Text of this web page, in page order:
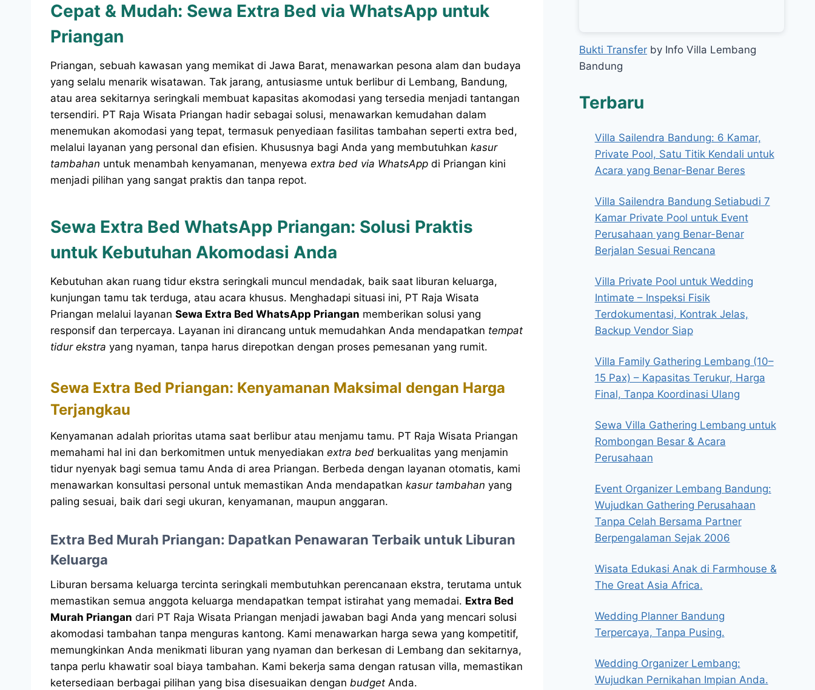
Cepat & Mudah: Sewa Extra Bed via WhatsApp untuk
Priangan
Priangan, sebuah kawasan yang memikat di Jawa Barat, menawarkan pesona alam dan budaya
yang selalu menarik wisatawan. Tak jarang, antusiasme untuk berlibur di Lembang, Bandung,
atau area sekitarnya seringkali membuat kapasitas akomodasi yang tersedia menjadi tantangan
tersendiri. PT Raja Wisata Priangan hadir sebagai solusi, menawarkan kemudahan dalam
menemukan akomodasi yang tepat, termasuk penyediaan fasilitas tambahan seperti extra bed,
melalui layanan yang personal dan efisien. Khususnya bagi Anda yang membutuhkan kasur
tambahan untuk menambah kenyamanan, menyewa extra bed via WhatsApp di Priangan kini
menjadi pilihan yang sangat praktis dan tanpa repot.
Sewa Extra Bed WhatsApp Priangan: Solusi Praktis
untuk Kebutuhan Akomodasi Anda
Kebutuhan akan ruang tidur ekstra seringkali muncul mendadak, baik saat liburan keluarga,
kunjungan tamu tak terduga, atau acara khusus. Menghadapi situasi ini, PT Raja Wisata
Priangan melalui layanan Sewa Extra Bed WhatsApp Priangan memberikan solusi yang
responsif dan terpercaya. Layanan ini dirancang untuk memudahkan Anda mendapatkan tempat
tidur ekstra yang nyaman, tanpa harus direpotkan dengan proses pemesanan yang rumit.
Sewa Extra Bed Priangan: Kenyamanan Maksimal dengan Harga
Terjangkau
Kenyamanan adalah prioritas utama saat berlibur atau menjamu tamu. PT Raja Wisata Priangan
memahami hal ini dan berkomitmen untuk menyediakan extra bed berkualitas yang menjamin
tidur nyenyak bagi semua tamu Anda di area Priangan. Berbeda dengan layanan otomatis, kami
menawarkan konsultasi personal untuk memastikan Anda mendapatkan kasur tambahan yang
paling sesuai, baik dari segi ukuran, kenyamanan, maupun anggaran.
Extra Bed Murah Priangan: Dapatkan Penawaran Terbaik untuk Liburan
Keluarga
Liburan bersama keluarga tercinta seringkali membutuhkan perencanaan ekstra, terutama untuk
memastikan semua anggota keluarga mendapatkan tempat istirahat yang memadai. Extra Bed
Murah Priangan dari PT Raja Wisata Priangan menjadi jawaban bagi Anda yang mencari solusi
akomodasi tambahan tanpa menguras kantong. Kami menawarkan harga sewa yang kompetitif,
memungkinkan Anda menikmati liburan yang nyaman dan berkesan di Lembang dan sekitarnya,
tanpa perlu khawatir soal biaya tambahan. Kami bekerja sama dengan ratusan villa, memastikan
ketersediaan berbagai pilihan yang bisa disesuaikan dengan budget Anda.
Bukti Transfer by Info Villa Lembang
Bandung
Terbaru
Villa Sailendra Bandung: 6 Kamar,
Private Pool, Satu Titik Kendali untuk
Acara yang Benar-Benar Beres
Villa Sailendra Bandung Setiabudi 7
Kamar Private Pool untuk Event
Perusahaan yang Benar-Benar
Berjalan Sesuai Rencana
Villa Private Pool untuk Wedding
Intimate – Inspeksi Fisik
Terdokumentasi, Kontrak Jelas,
Backup Vendor Siap
Villa Family Gathering Lembang (10–
15 Pax) – Kapasitas Terukur, Harga
Final, Tanpa Koordinasi Ulang
Sewa Villa Gathering Lembang untuk
Rombongan Besar & Acara
Perusahaan
Event Organizer Lembang Bandung:
Wujudkan Gathering Perusahaan
Tanpa Celah Bersama Partner
Berpengalaman Sejak 2006
Wisata Edukasi Anak di Farmhouse &
The Great Asia Africa.
Wedding Planner Bandung
Terpercaya, Tanpa Pusing.
Wedding Organizer Lembang:
Wujudkan Pernikahan Impian Anda.